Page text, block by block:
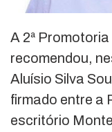
A 2ª
recomendou,
Aluísio Silva
firmado entre a
escritório